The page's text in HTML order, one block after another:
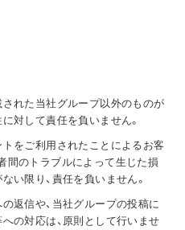
れた当社グループ以外のものが
対して責任を負いません。
をご利用されたことによるお客
間のトラブルによって生じた損
い限り、責任を負いません。
返信や、当社グループの投稿に
の対応は、原則として行いませ